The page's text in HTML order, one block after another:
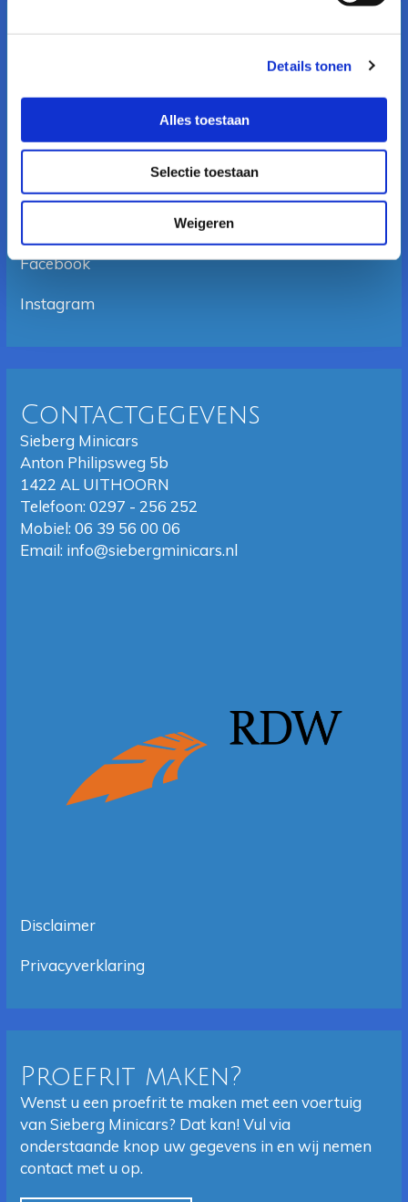
Details tonen
Alles toestaan
Selectie toestaan
Weigeren
Dinsdag 09:30 tot 17:00
Woensdag 09:30 tot 17:00
Donderdag 09:30 tot 17:00
Zaterdag op afspraak
Facebook
Instagram
Contactgegevens
Sieberg Minicars
Anton Philipsweg 5b
1422 AL UITHOORN
Telefoon: 0297 - 256 252
Mobiel: 06 39 56 00 06
Email: info@siebergminicars.nl
Disclaimer
Privacyverklaring
Proefrit maken?
Wenst u een proefrit te maken met een voertuig
van Sieberg Minicars? Dat kan! Vul via
onderstaande knop uw gegevens in en wij nemen
contact met u op.